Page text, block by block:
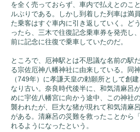
を全く売っておらず、車内で払えとのこ
ルぶりである。しかし到着した列車は満
た乗客はすぐ車内に引き返していく。ど
ったら、三木で往復記念乗車券を発売し
前に記念に往復で乗車していたのだ。
ところで、厄神駅とは不思議な名前の駅
る宗佐厄神八幡神社に由来している。同
（749年）に孝謙天皇の勅願所として創
なり古い。奈良時代後半に、和気清麻呂
めに宇佐八幡宮に向かう途中、この神社
襲われたが、巨大な猪が現れて和気清麻
がある。清麻呂の災難を救ったことから
れるようになったという。